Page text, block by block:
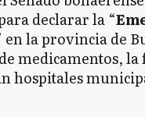
declarar la “
en la provincia de
medicamentos, la
hospitales